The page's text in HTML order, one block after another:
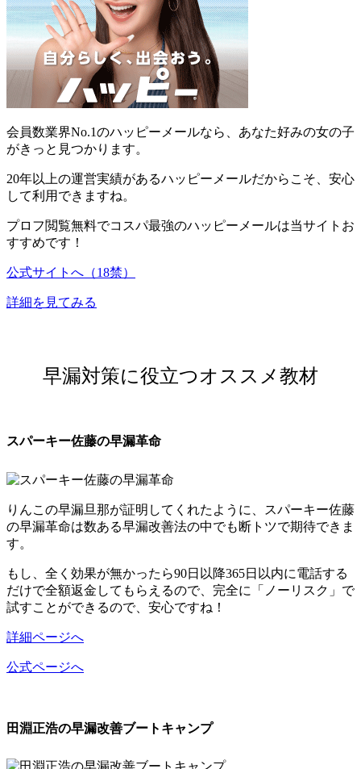
会員数業界No.1のハッピーメールなら、あなた好みの女の子
がきっと見つかります。
20年以上の運営実績があるハッピーメールだからこそ、安心
して利用できますね。
プロフ閲覧無料でコスパ最強のハッピーメールは当サイトお
すすめです！
公式サイトへ（18禁）
詳細を見てみる
早漏対策に役立つオススメ教材
スパーキー佐藤の早漏革命
りんこの早漏旦那が証明してくれたように、スパーキー佐藤
の早漏革命は数ある早漏改善法の中でも断トツで期待できま
す。
もし、全く効果が無かったら90日以降365日以内に電話する
だけで全額返金してもらえるので、 完全に「ノーリスク」で
試すことができるので、安心ですね！
詳細ページへ
公式ページへ
田淵正浩の早漏改善ブートキャンプ